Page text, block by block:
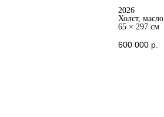
2026
Холст, масло
65 × 297 см
600 000 р.